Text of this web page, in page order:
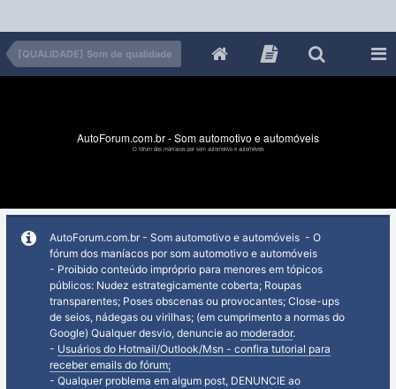
[QUALIDADE] Som de qualidade
AutoForum.com.br - Som automotivo e automóveis
O fórum dos maníacos por som automotivo e automóveis
AutoForum.com.br - Som automotivo e automóveis - O
fórum dos maníacos por som automotivo e automóveis
- Proibido conteúdo impróprio para menores em tópicos
públicos: Nudez estrategicamente coberta; Roupas
transparentes; Poses obscenas ou provocantes; Close-ups
de seios, nádegas ou virilhas; (em cumprimento a normas do
Google) Qualquer desvio, denuncie ao moderador.
- Usuários do Hotmail/Outlook/Msn - confira tutorial para
receber emails do fórum;
- Qualquer problema em algum post, DENUNCIE ao